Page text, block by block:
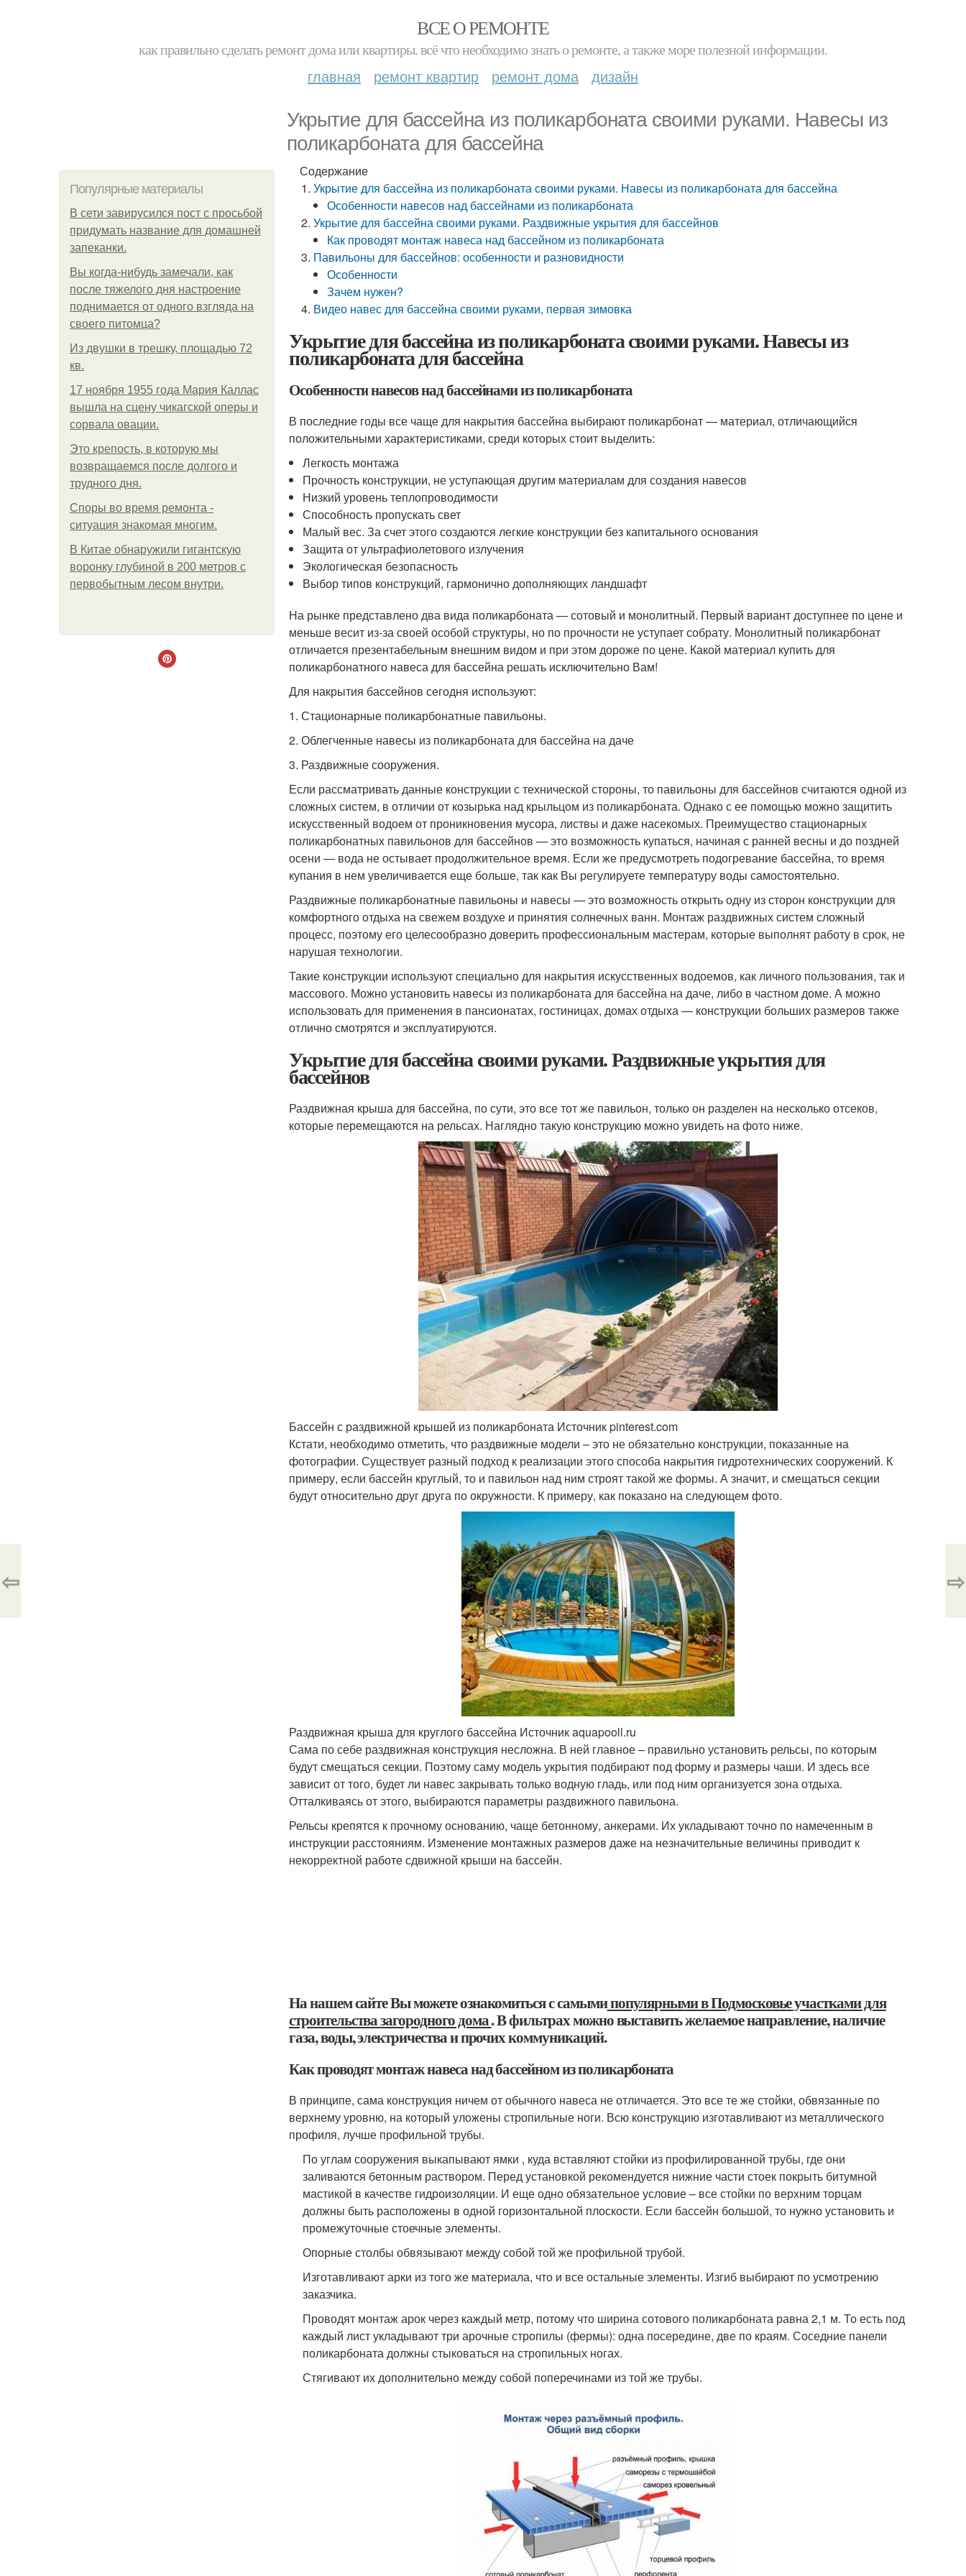
ВСЕ О РЕМОНТЕ
как правильно сделать ремонт дома или квартиры. всё что необходимо знать о ремонте, а также море полезной информации.
главная ремонт квартир ремонт дома дизайн
Укрытие для бассейна из поликарбоната своими руками. Навесы из
поликарбоната для бассейна
Популярные материалы
В сети завирусился пост с просьбой
придумать название для домашней
запеканки.
Вы когда-нибудь замечали, как
после тяжелого дня настроение
поднимается от одного взгляда на
своего питомца?
Из двушки в трешку, площадью 72
кв.
17 ноября 1955 года Мария Каллас
вышла на сцену чикагской оперы и
сорвала овации.
Это крепость, в которую мы
возвращаемся после долгого и
трудного дня.
Споры во время ремонта -
ситуация знакомая многим.
В Китaе обнаружили гигaнтскую
воронку глубиной в 200 метров с
первобытным лесом внутри.
Содержание
Укрытие для бассейна из поликарбоната своими руками. Навесы из поликарбоната для бассейна
Особенности навесов над бассейнами из поликарбоната
Укрытие для бассейна своими руками. Раздвижные укрытия для бассейнов
Как проводят монтаж навеса над бассейном из поликарбоната
Павильоны для бассейнов: особенности и разновидности
Особенности
Зачем нужен?
Видео навес для бассейна своими руками, первая зимовка
Укрытие для бассейна из поликарбоната своими руками. Навесы из
поликарбоната для бассейна
Особенности навесов над бассейнами из поликарбоната
В последние годы все чаще для накрытия бассейна выбирают поликарбонат — материал, отличающийся
положительными характеристиками, среди которых стоит выделить:
Легкость монтажа
Прочность конструкции, не уступающая другим материалам для создания навесов
Низкий уровень теплопроводимости
Способность пропускать свет
Малый вес. За счет этого создаются легкие конструкции без капитального основания
Защита от ультрафиолетового излучения
Экологическая безопасность
Выбор типов конструкций, гармонично дополняющих ландшафт
На рынке представлено два вида поликарбоната — сотовый и монолитный. Первый вариант доступнее по цене и
меньше весит из-за своей особой структуры, но по прочности не уступает собрату. Монолитный поликарбонат
отличается презентабельным внешним видом и при этом дороже по цене. Какой материал купить для
поликарбонатного навеса для бассейна решать исключительно Вам!
Для накрытия бассейнов сегодня используют:
1. Стационарные поликарбонатные павильоны.
2. Облегченные навесы из поликарбоната для бассейна на даче
3. Раздвижные сооружения.
Если рассматривать данные конструкции с технической стороны, то павильоны для бассейнов считаются одной из
сложных систем, в отличии от козырька над крыльцом из поликарбоната. Однако с ее помощью можно защитить
искусственный водоем от проникновения мусора, листвы и даже насекомых. Преимущество стационарных
поликарбонатных павильонов для бассейнов — это возможность купаться, начиная с ранней весны и до поздней
осени — вода не остывает продолжительное время. Если же предусмотреть подогревание бассейна, то время
купания в нем увеличивается еще больше, так как Вы регулируете температуру воды самостоятельно.
Раздвижные поликарбонатные павильоны и навесы — это возможность открыть одну из сторон конструкции для
комфортного отдыха на свежем воздухе и принятия солнечных ванн. Монтаж раздвижных систем сложный
процесс, поэтому его целесообразно доверить профессиональным мастерам, которые выполнят работу в срок, не
нарушая технологии.
Такие конструкции используют специально для накрытия искусственных водоемов, как личного пользования, так и
массового. Можно установить навесы из поликарбоната для бассейна на даче, либо в частном доме. А можно
использовать для применения в пансионатах, гостиницах, домах отдыха — конструкции больших размеров также
отлично смотрятся и эксплуатируются.
Укрытие для бассейна своими руками. Раздвижные укрытия для
бассейнов
Раздвижная крыша для бассейна, по сути, это все тот же павильон, только он разделен на несколько отсеков,
которые перемещаются на рельсах. Наглядно такую конструкцию можно увидеть на фото ниже.
Бассейн с раздвижной крышей из поликарбоната Источник pinterest.com
Кстати, необходимо отметить, что раздвижные модели – это не обязательно конструкции, показанные на
фотографии. Существует разный подход к реализации этого способа накрытия гидротехнических сооружений. К
примеру, если бассейн круглый, то и павильон над ним строят такой же формы. А значит, и смещаться секции
будут относительно друг друга по окружности. К примеру, как показано на следующем фото.
Раздвижная крыша для круглого бассейна Источник aquapooll.ru
Сама по себе раздвижная конструкция несложна. В ней главное – правильно установить рельсы, по которым
будут смещаться секции. Поэтому саму модель укрытия подбирают под форму и размеры чаши. И здесь все
зависит от того, будет ли навес закрывать только водную гладь, или под ним организуется зона отдыха.
Отталкиваясь от этого, выбираются параметры раздвижного павильона.
Рельсы крепятся к прочному основанию, чаще бетонному, анкерами. Их укладывают точно по намеченным в
инструкции расстояниям. Изменение монтажных размеров даже на незначительные величины приводит к
некорректной работе сдвижной крыши на бассейн.
На нашем сайте Вы можете ознакомиться с самымипопулярными в Подмосковье участками для
строительства загородного дома. В фильтрах можно выставить желаемое направление, наличие
газа, воды, электричества и прочих коммуникаций.
Как проводят монтаж навеса над бассейном из поликарбоната
В принципе, сама конструкция ничем от обычного навеса не отличается. Это все те же стойки, обвязанные по
верхнему уровню, на который уложены стропильные ноги. Всю конструкцию изготавливают из металлического
профиля, лучше профильной трубы.
По углам сооружения выкапывают ямки , куда вставляют стойки из профилированной трубы, где они
заливаются бетонным раствором. Перед установкой рекомендуется нижние части стоек покрыть битумной
мастикой в качестве гидроизоляции. И еще одно обязательное условие – все стойки по верхним торцам
должны быть расположены в одной горизонтальной плоскости. Если бассейн большой, то нужно установить и
промежуточные стоечные элементы.
Опорные столбы обвязывают между собой той же профильной трубой.
Изготавливают арки из того же материала, что и все остальные элементы. Изгиб выбирают по усмотрению
заказчика.
Проводят монтаж арок через каждый метр, потому что ширина сотового поликарбоната равна 2,1 м. То есть под
каждый лист укладывают три арочные стропилы (фермы): одна посередине, две по краям. Соседние панели
поликарбоната должны стыковаться на стропильных ногах.
Стягивают их дополнительно между собой поперечинами из той же трубы.
⇦ ⇨